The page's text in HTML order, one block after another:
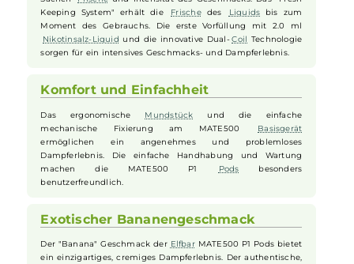
2x Elfbar MATE500 P1 Pod - Banana
20mg/ml
DieElfbarMATE500 P1 Podssetzen neue Maßstäbe in
Sachen Frischeund Intensität des Geschmacks. Das "Fresh
Keeping System" erhält die
Frischedes Liquidsbis zum
Moment des Gebrauchs. Die erste Vorfüllung mit 2.0 ml
Nikotinsalz-Liquid und die innovative Dual- CoilTechnologie
sorgen für ein intensives Geschmacks- und Dampferlebnis.
Komfort und Einfachheit
Das ergonomischeMundstückund die einfache
mechanische Fixierung am MATE500 Basisgerät